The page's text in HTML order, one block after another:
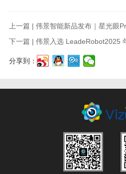
分享到：